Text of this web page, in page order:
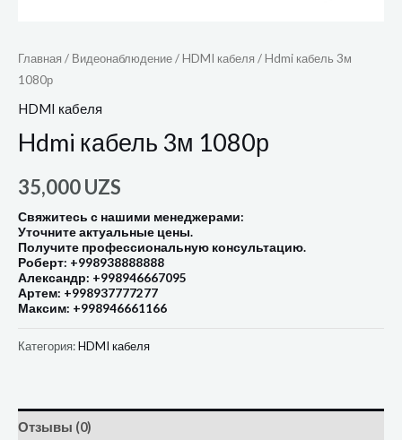
Главная / Видеонаблюдение/HDMI кабеля / Hdmi кабель 3м
1080р
HDMI кабеля
Hdmi кабель 3м 1080р
35,000UZS
Свяжитесь с нашими менеджерами:
Уточните актуальные цены.
Получите профессиональную консультацию.
Роберт: +998938888888
Александр: +998946667095
Артем: +998937777277
Максим: +998946661166
Категория:HDMI кабеля
Отзывы (0)